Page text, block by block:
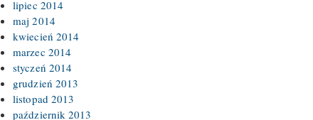
lipiec 2014
maj 2014
kwiecień 2014
marzec 2014
styczeń 2014
grudzień 2013
listopad 2013
październik 2013